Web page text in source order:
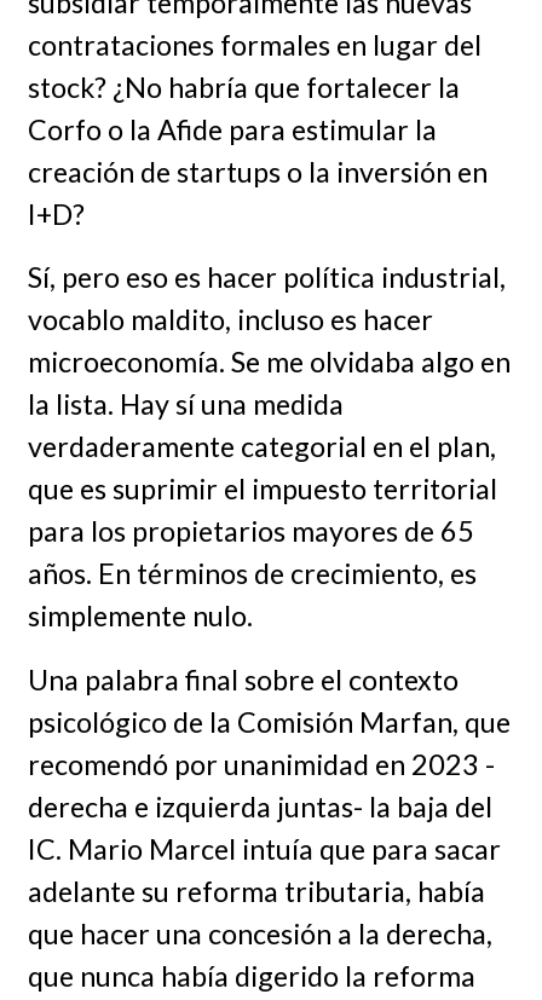
contrataciones formales en lugar del
stock? ¿No habría que fortalecer la
Corfo o la Afide para estimular la
creación de startups o la inversión en
I+D?
Sí, pero eso es hacer política industrial,
vocablo maldito, incluso es hacer
microeconomía. Se me olvidaba algo en
la lista. Hay sí una medida
verdaderamente categorial en el plan,
que es suprimir el impuesto territorial
para los propietarios mayores de 65
años. En términos de crecimiento, es
simplemente nulo.
Una palabra final sobre el contexto
psicológico de la Comisión Marfan, que
recomendó por unanimidad en 2023 -
derecha e izquierda juntas- la baja del
IC. Mario Marcel intuía que para sacar
adelante su reforma tributaria, había
que hacer una concesión a la derecha,
que nunca había digerido la reforma